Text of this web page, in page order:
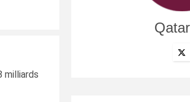
milliards